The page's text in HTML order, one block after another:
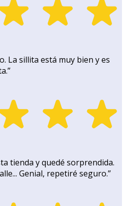
La sillita está muy bien y es
”
tienda y quedé sorprendida.
Genial, repetiré seguro.”